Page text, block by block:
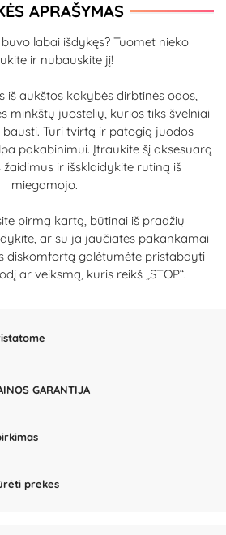
APRAŠYMAS
labai išdykęs? Tuomet nieko
ir nubauskite jį!
iš aukštos kokybės dirbtinės odos,
minkštų juostelių, kurios tiks švelniai
Turi tvirtą ir patogią juodos
pakabinimui. Įtraukite šį aksesuarą
žaidimus ir išsklaidykite rutiną iš
miegamojo.
pirmą kartą, būtinai iš pradžių
ar su ja jaučiatės pakankamai
diskomfortą galėtumėte pristabdyti
ar veiksmą, kuris reikš „STOP“.
GARANTIJA
prekes